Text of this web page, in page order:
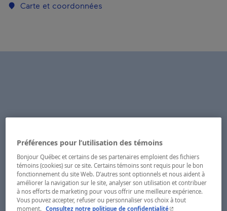
Carte et coordonnées
Préférences pour l’utilisation des témoins
Bonjour Québec et certains de ses partenaires emploient des fichiers
témoins (cookies) sur ce site. Certains témoins sont requis pour le bon
fonctionnement du site Web. D’autres sont optionnels et nous aident à
améliorer la navigation sur le site, analyser son utilisation et contribuer
à nos efforts de marketing pour vous offrir une meilleure expérience.
Vous pouvez accepter, refuser ou personnaliser vos choix à tout
moment.
Consultez notre politique de confidentialité- Cet hyperlien